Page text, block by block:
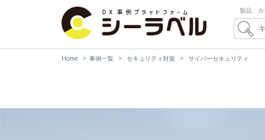
製品、
Home 事例一覧 セキュリティ対策 サイバーセキュリティ